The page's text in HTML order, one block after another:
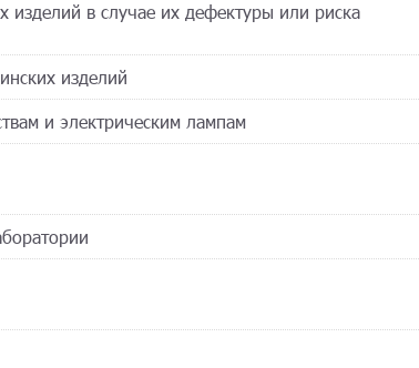
в случае их дефектуры или риска
изделий
и электрическим лампам